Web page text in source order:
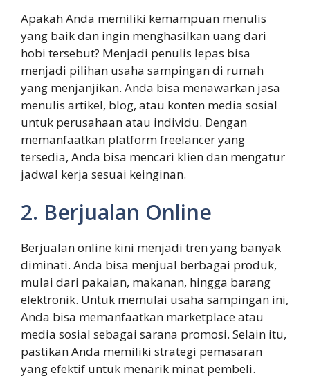
Apakah Anda memiliki kemampuan menulis
yang baik dan ingin menghasilkan uang dari
hobi tersebut? Menjadi penulis lepas bisa
menjadi pilihan usaha sampingan di rumah
yang menjanjikan. Anda bisa menawarkan jasa
menulis artikel, blog, atau konten media sosial
untuk perusahaan atau individu. Dengan
memanfaatkan platform freelancer yang
tersedia, Anda bisa mencari klien dan mengatur
jadwal kerja sesuai keinginan.
2. Berjualan Online
Berjualan online kini menjadi tren yang banyak
diminati. Anda bisa menjual berbagai produk,
mulai dari pakaian, makanan, hingga barang
elektronik. Untuk memulai usaha sampingan ini,
Anda bisa memanfaatkan marketplace atau
media sosial sebagai sarana promosi. Selain itu,
pastikan Anda memiliki strategi pemasaran
yang efektif untuk menarik minat pembeli.